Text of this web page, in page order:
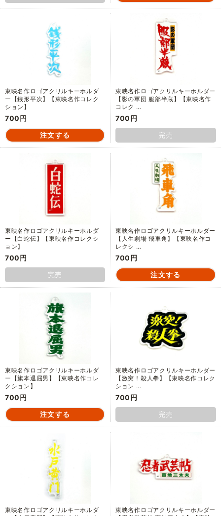
東映名作ロゴアクリルキーホルダ
ー【銭形平次】【東映名作コレク
ション】
700円
東映名作ロゴアクリルキーホルダー
【影の軍団 服部半蔵】【東映名作
コレク …
700円
完売
東映名作ロゴアクリルキーホルダ
ー【白蛇伝】【東映名作コレクシ
ョン】
700円
完売
東映名作ロゴアクリルキーホルダー
【人生劇場 飛車角】【東映名作コ
レクシ …
700円
東映名作ロゴアクリルキーホルダ
ー【旗本退屈男】【東映名作コレ
クション】
700円
東映名作ロゴアクリルキーホルダー
【激突！殺人拳】【東映名作コレク
ション …
700円
完売
東映名作ロゴアクリルキーホルダ
東映名作ロゴアクリルキーホルダー